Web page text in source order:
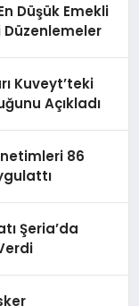
Düşük Emekli
Düzenlemeler
Kuveyt’teki
Açıkladı
86
Şeria’da